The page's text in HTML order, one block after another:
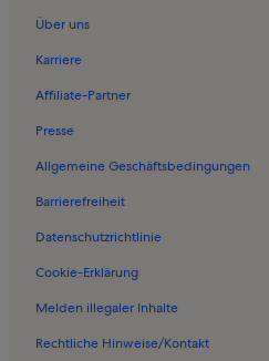
Ferienwohnungen in Burow
Ferienwohnungen in Schlosspark
Ferienwohnungen in Laufpark
Ferienwohnungen in Adamswalde
Ferienwohnungen in Badestelle
Ferienwohnungen in Heinrichsfelde
Ferienwohnungen in Großer
Über uns
Karriere
Affiliate-Partner
Presse
Allgemeine Geschäftsbedingungen
Barrierefreiheit
Datenschutzrichtlinie
Cookie-Erklärung
Melden illegaler Inhalte
Rechtliche Hinweise/Kontakt